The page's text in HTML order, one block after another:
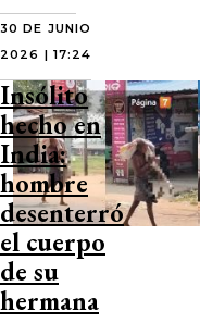
30 DE JUNIO
2026 | 17:24
Insólito
hecho en
India:
hombre
desenterró
el cuerpo
de su
hermana